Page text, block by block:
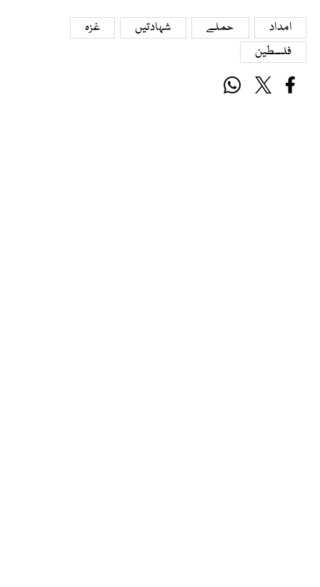
امداد حملے شہادتیں
غزہ
فلسطین